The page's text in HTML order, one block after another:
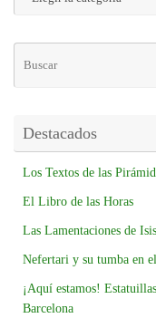
Destacados
Los Textos de las
El Libro de las Horas
Las Lamentaciones de
Nefertari y su tumba en
¡Aquí estamos!
Barcelona